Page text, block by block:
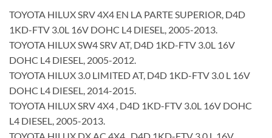
TOYOTA HILUX SRV 4X4 EN LA PARTE SUPERIOR, D4D
1KD-FTV 3.0L 16V DOHC L4 DIESEL, 2005-2013.
TOYOTA HILUX SW4 SRV AT, D4D 1KD-FTV 3.0L 16V
DOHC L4 DIESEL, 2005-2012.
TOYOTA HILUX 3.0 LIMITED AT, D4D 1KD-FTV 3.0 L 16V
DOHC L4 DIESEL, 2014-2015.
TOYOTA HILUX SRV 4X4 , D4D 1KD-FTV 3.0L 16V DOHC
L4 DIESEL, 2005-2013.
TOYOTA HILUX DX AC 4X4 , D4D 1KD-FTV 3.0 L 16V